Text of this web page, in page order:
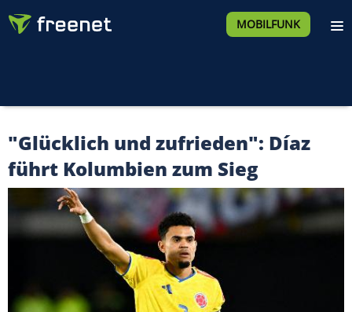
MOBILFUNK
"Glücklich und zufrieden": Díaz
führt Kolumbien zum Sieg